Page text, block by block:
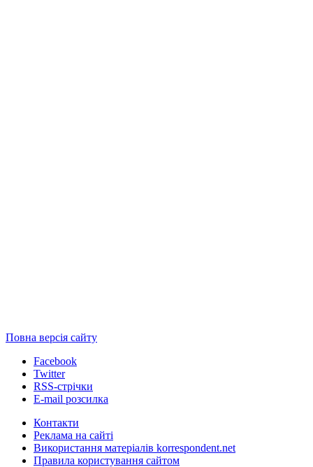
Повна версія сайту
Facebook
Twitter
RSS-стрічки
E-mail розсилка
Контакти
Реклама на сайті
Використання матеріалів korrespondent.net
Правила користування сайтом